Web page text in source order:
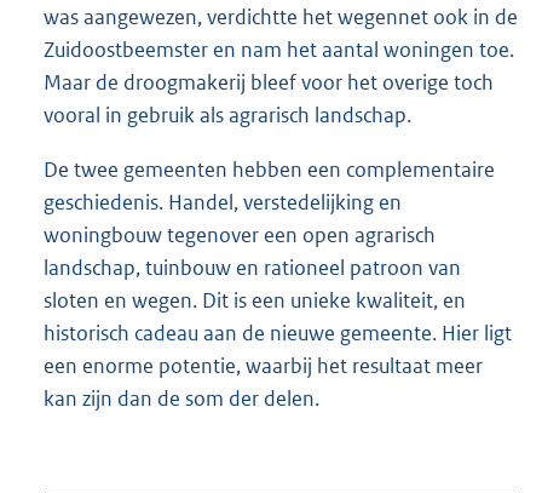
was aangewezen, verdichtte het wegennet ook in de
Zuidoostbeemster en nam het aantal woningen toe.
Maar de droogmakerij bleef voor het overige toch
vooral in gebruik als agrarisch landschap.
De twee gemeenten hebben een complementaire
geschiedenis. Handel, verstedelijking en
woningbouw tegenover een open agrarisch
landschap, tuinbouw en rationeel patroon van
sloten en wegen. Dit is een unieke kwaliteit, en
historisch cadeau aan de nieuwe gemeente. Hier ligt
een enorme potentie, waarbij het resultaat meer
kan zijn dan de som der delen.